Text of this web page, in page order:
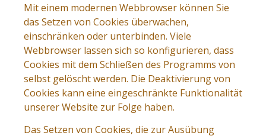
Mit einem modernen Webbrowser können Sie
das Setzen von Cookies überwachen,
einschränken oder unterbinden. Viele
Webbrowser lassen sich so konfigurieren, dass
Cookies mit dem Schließen des Programms von
selbst gelöscht werden. Die Deaktivierung von
Cookies kann eine eingeschränkte Funktionalität
unserer Website zur Folge haben.
Das Setzen von Cookies, die zur Ausübung